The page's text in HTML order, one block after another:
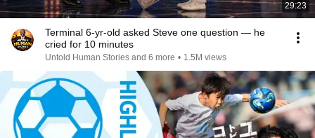
29:23
Terminal 6-yr-old asked Steve one question — he
cried for 10 minutes
Untold Human Stories and 6 more • 1.5M views